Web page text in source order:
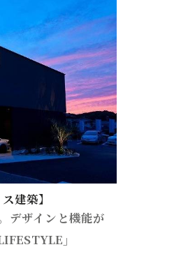
建築】
デザインと機能が
」